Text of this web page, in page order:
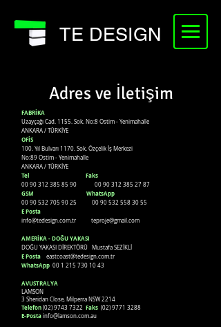
TE DESIGN
Adres ve İletişim
FABRİKA
Uzayçağı Cad. 1155. Sok. No:8 Ostim - Yenimahalle
ANKARA / TÜRKİYE
OFİS
100. Yıl Bulvarı 1170. Sok. Özçelik İş Merkezi
No:89 Ostim - Yenimahalle
ANKARA / TÜRKİYE
Tel Faks
00 90 312 385 85 90 00 90 312 385 27 87
GSM WhatsApp
00 90 532 705 90 25 00 90 532 558 30 55
E Posta
info@tedesign.com.tr teproje@gmail.com
AMERİKA - DOĞU YAKASI
DOĞU YAKASI DİREKTÖRÜ Mustafa SEZİKLİ
E Posta eastcoast@tedesign.com.tr
WhatsApp 00 1 215 730 10 43
AVUSTRALYA
LAMSON
3 Sheridan Close, Milperra NSW 2214
Telefon (02) 9743 7322 Faks (02) 9771 3288
E-Posta info@lamson.com.au